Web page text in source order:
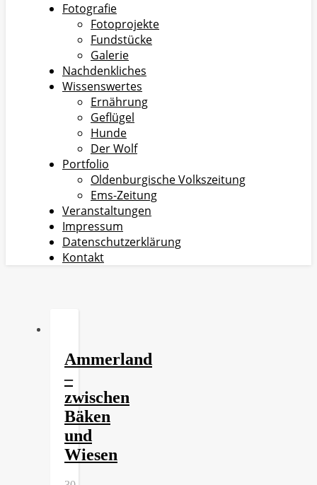
Fotografie
Fotoprojekte
Fundstücke
Galerie
Nachdenkliches
Wissenswertes
Ernährung
Geflügel
Hunde
Der Wolf
Portfolio
Oldenburgische Volkszeitung
Ems-Zeitung
Veranstaltungen
Impressum
Datenschutzerklärung
Kontakt
Ammerland
–
zwischen
Bäken
und
Wiesen